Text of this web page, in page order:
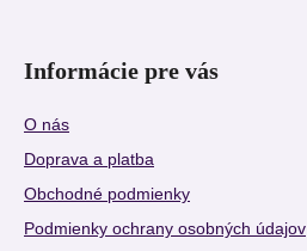
Informácie pre vás
O nás
Doprava a platba
Obchodné podmienky
Podmienky ochrany osobných údajov